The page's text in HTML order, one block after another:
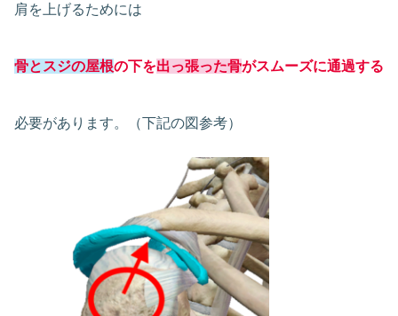
肩を上げるためには
骨とスジの屋根の下を出っ張った骨がスムーズに通過する
必要があります。（下記の図参考）